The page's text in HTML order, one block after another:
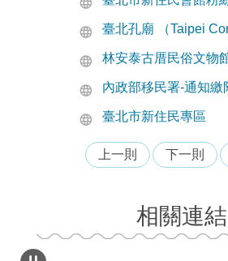
國籍歸化題庫語音系統
上一則 下一則
相關連結